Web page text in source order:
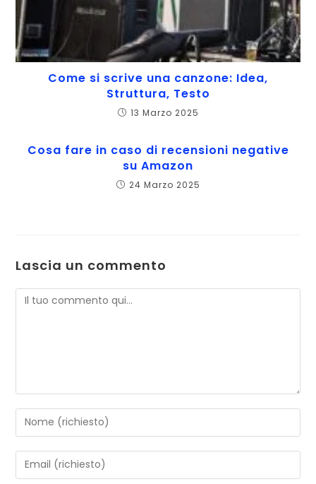
Come si scrive una canzone: Idea,
Struttura, Testo
13 Marzo 2025
Cosa fare in caso di recensioni negative
su Amazon
24 Marzo 2025
Lascia un commento
Commento
Inserisci
il
tuo
nome
Inserisci
il